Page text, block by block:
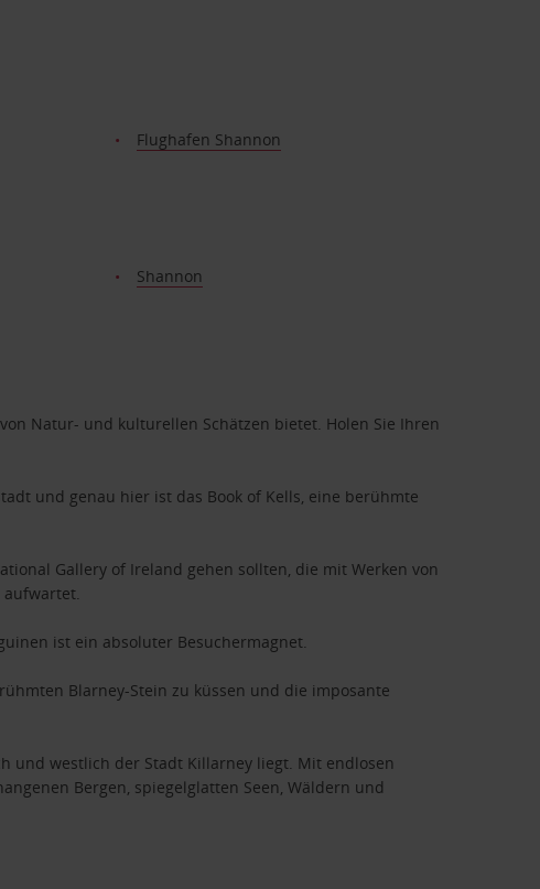
Flughafen Shannon
Shannon
Natur- und kulturellen Schätzen bietet. Holen Sie Ihren
und genau hier ist das Book of Kells, eine berühmte
Gallery of Ireland gehen sollten, die mit Werken von
ist ein absoluter Besuchermagnet.
Blarney-Stein zu küssen und die imposante
und westlich der Stadt Killarney liegt. Mit endlosen
Bergen, spiegelglatten Seen, Wäldern und